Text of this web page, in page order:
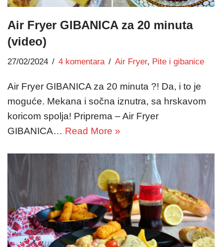
Air Fryer GIBANICA za 20 minuta
(video)
27/02/2024 4 komentara Air Fryer, Pite i gibanice
Air Fryer GIBANICA za 20 minuta ?! Da, i to je
moguće. Mekana i sočna iznutra, sa hrskavom
koricom spolja! Priprema – Air Fryer
GIBANICA… Read More »